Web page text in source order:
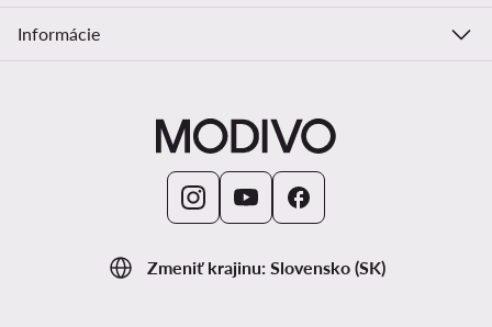
Zmeniť krajinu: Slovensko (SK)
Informácie